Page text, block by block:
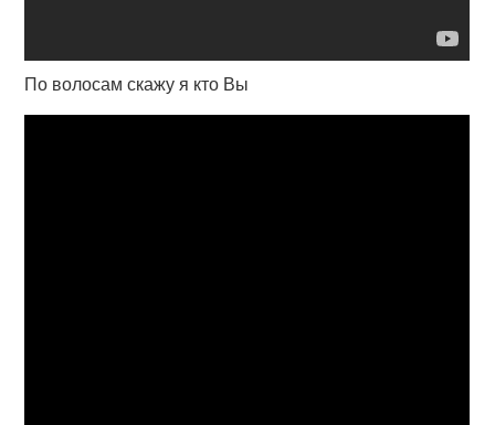
По волосам скажу я кто Вы